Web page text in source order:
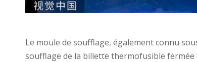
Le moule de soufflage, également connu
soufflage de la billette thermofusible